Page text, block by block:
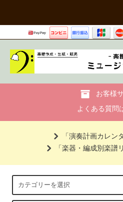
お客様
よくある質問
「演奏計画カレン
「楽器・編成別楽譜